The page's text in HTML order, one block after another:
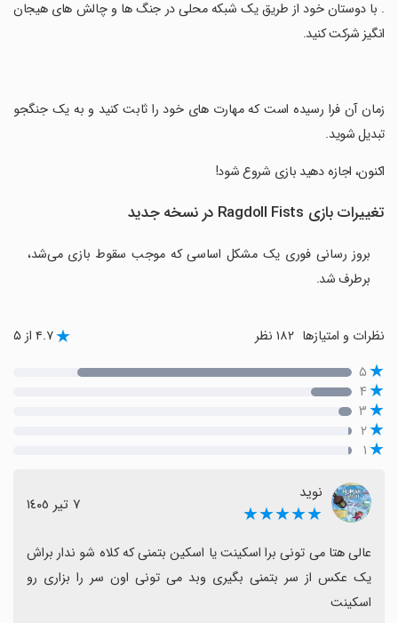
‏. با دوستان خود از طریق یک شبکه محلی در جنگ ها و چالش های هیجان
انگیز شرکت کنید.
‏زمان آن فرا رسیده است که مهارت های خود را ثابت کنید و به یک جنگجو
تبدیل شوید.
‏اکنون، اجازه دهید بازی شروع شود!
تغییرات بازی Ragdoll Fists در نسخه جدید
بروز رسانی فوری یک مشکل اساسی که موجب سقوط بازی می‌شد،
برطرف شد.
نظرات و امتیازها ۴.۷ از ۵
۵
۴
۳
۲
۱
نوید
★★★★★ ٧ تیر ١٤٠٥
اسکینت